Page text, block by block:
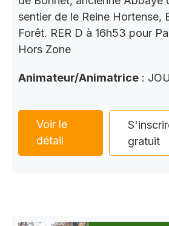
sentier de le Reine Hortense,
Forêt. RER D à 16h53 pour
Hors Zone
Animateur/Animatrice :
Voir le
détail
gratuit